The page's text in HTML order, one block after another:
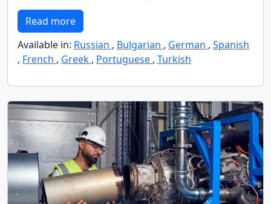
Read more
Available in: Russian , Bulgarian , German , Spanish
, French , Greek , Portuguese , Turkish